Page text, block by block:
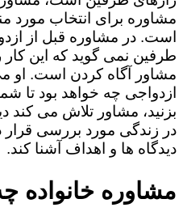
مشاوره برای انتخاب مورد
است. در مشاوره قبل از
طرفین نمی گوید که این کار
مشاور آگاه کردن است. او
ازدواجی چه خواهد بود تا
بزنید، مشاور تلاش می کند
در زندگی مورد بررسی قرار
دیدگاه ها و اهداف آشنا کند.
مشاوره خانواده